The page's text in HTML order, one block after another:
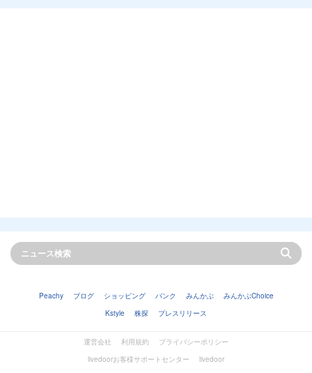
Peachy ブログ ショッピング バンク みんかぶ
みんかぶChoice
Kstyle
株探 プレスリリース
運営会社 利用規約
プライバシーポリシー
livedoorお客様サポートセンター
livedoor